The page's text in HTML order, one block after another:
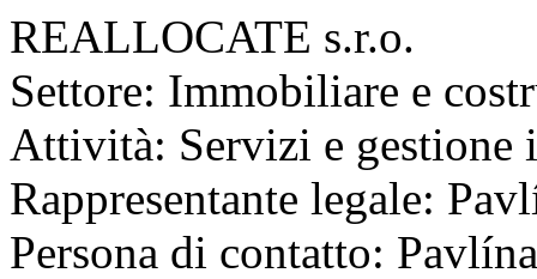
REALLOCATE s.r.o.
Settore: Immobiliare e
Attività: Servizi e
Rappresentante legale:
Persona di contatto: